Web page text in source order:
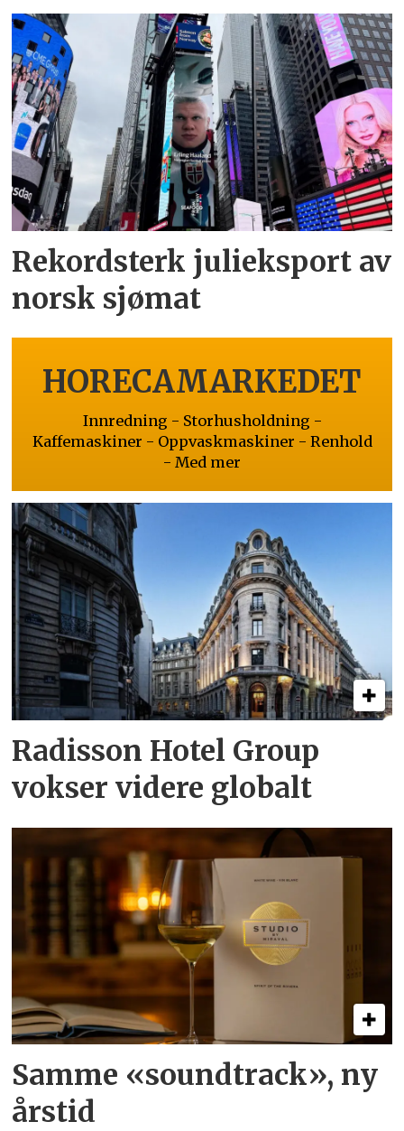
Rekordsterk julieksport av
norsk sjømat
HORECAMARKEDET
Innredning - Storhusholdning -
Kaffemaskiner - Oppvaskmaskiner - Renhold
- Med mer
Radisson Hotel Group
vokser videre globalt
Samme «soundtrack», ny
årstid